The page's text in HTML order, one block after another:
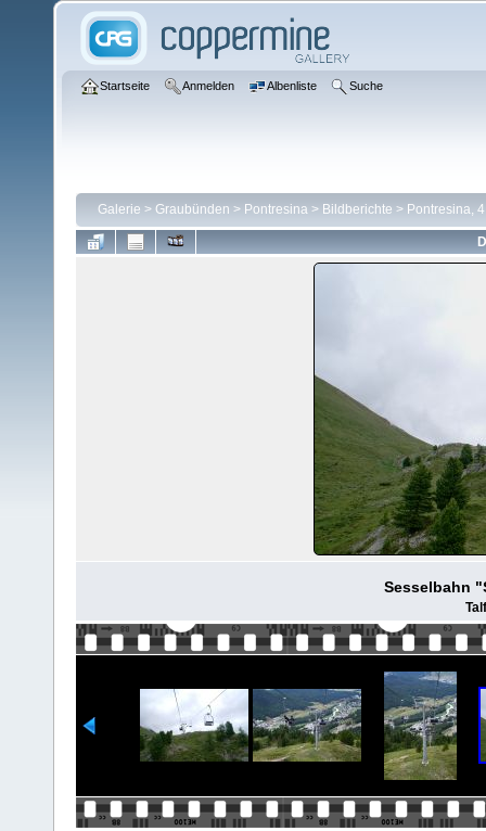
Startseite Anmelden Albenliste Suche
Galerie > Graubünden > Pontresina > Bildberichte > Pontresina,
Sesselbahn